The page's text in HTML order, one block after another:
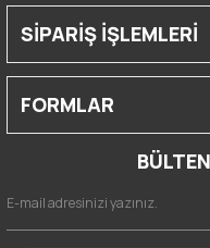
SİPARİŞ İŞLEMLERİ
FORMLAR